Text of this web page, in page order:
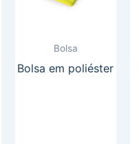
Bolsa
Bolsa em poliéster